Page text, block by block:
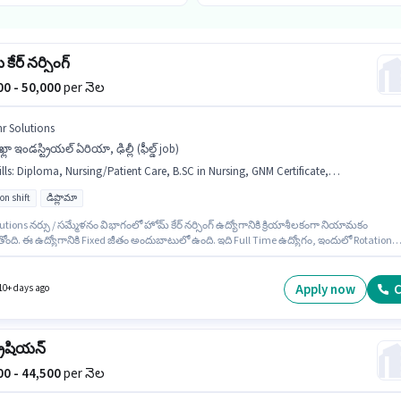
నర్సింగ్
- 50,000per నెల
Solutions
ఇండస్ట్రియల్ ఏరియా, ఢిల్లీ (ఫీల్డ్ job)
: Diploma, Nursing/Patient Care, B.SC in Nursing, GNM Certificate, ANM Certificate
shift డిప్లొమా
నర్సు / సమ్మేళనం విభాగంలో హోమ్ కేర్ నర్సింగ్ ఉద్యోగానికి క్రియాశీలకంగా నియామకం
ఈ ఉద్యోగానికి Fixed జీతం అందుబాటులో ఉంది. ఇది Full Time ఉద్యోగం, ఇందులో Rotation
అభ్యర్థి వద్ద ANM Certificate, B.SC in Nursing, Diploma, GNM Certificate, Nursing/
days ago Apply now
- 44,500per నెల